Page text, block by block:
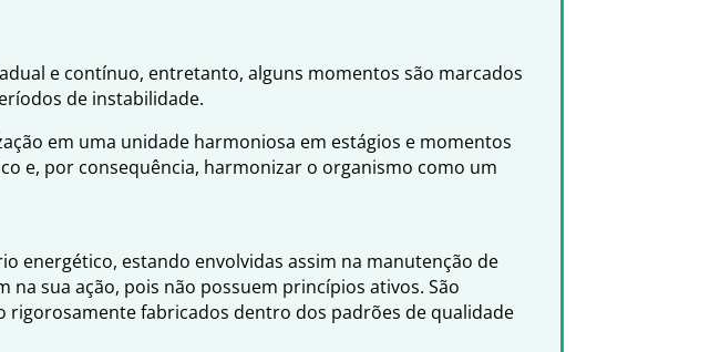
e contínuo, entretanto, alguns momentos são marcados
de instabilidade.
em uma unidade harmoniosa em estágios e momentos
e, por consequência, harmonizar o organismo como um
energético, estando envolvidas assim na manutenção de
sua ação, pois não possuem princípios ativos. São
rigorosamente fabricados dentro dos padrões de qualidade